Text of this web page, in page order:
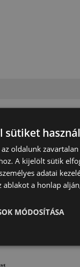
rendelésre
sütiket használ
oldalunk
A kijelölt sütik
adatai
ablakot a honlap
MÓDOSÍTÁSA